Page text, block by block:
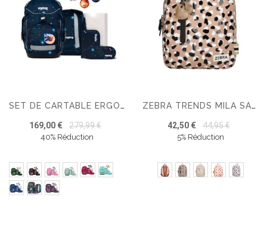
SET DE CARTABLE ERGOBAG PACK 6 PIÈCES
169,00 € 279,99 €
40% Réduction
ZEBRA TRENDS MILA SAC A DOS
42,50 € 44,95 €
5% Réduction